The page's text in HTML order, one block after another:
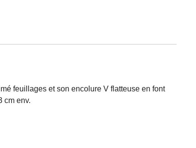
feuillages et son encolure V flatteuse en font
cm env.